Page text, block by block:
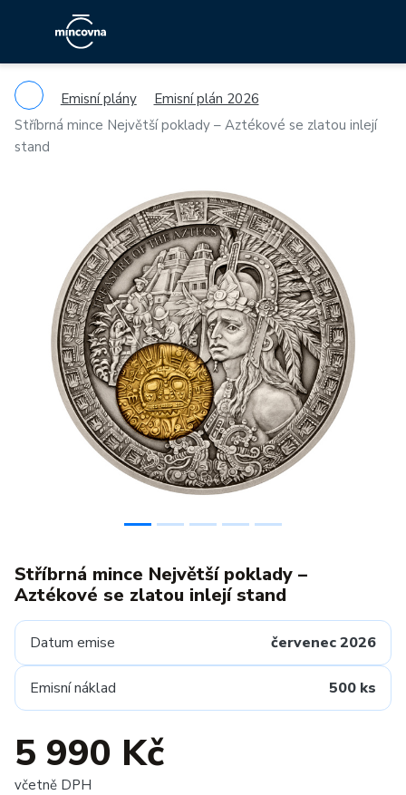
Emisní plány
Emisní plán 2026
Stříbrná mince Největší poklady – Aztékové se zlatou inlejí
stand
Previous
Stříbrná mince Největší poklady –
Aztékové se zlatou inlejí stand
Datum emise červenec 2026
Emisní náklad 500 ks
5 990 Kč
včetně DPH